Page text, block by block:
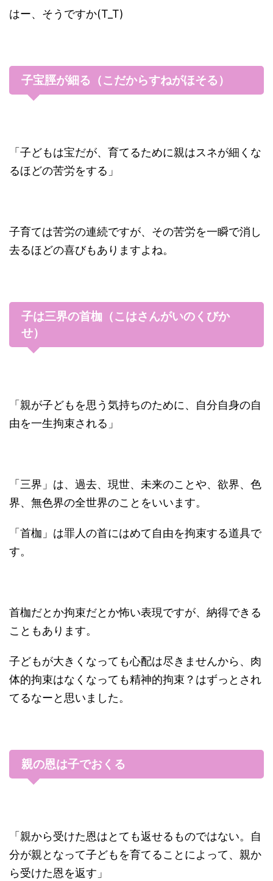
はー、そうですか(T_T)
子宝脛が細る（こだからすねがほそる）
「子どもは宝だが、育てるために親はスネが細くな
るほどの苦労をする」
子育ては苦労の連続ですが、その苦労を一瞬で消し
去るほどの喜びもありますよね。
子は三界の首枷（こはさんがいのくびか
せ）
「親が子どもを思う気持ちのために、自分自身の自
由を一生拘束される」
「三界」は、過去、現世、未来のことや、欲界、色
界、無色界の全世界のことをいいます。
「首枷」は罪人の首にはめて自由を拘束する道具で
す。
首枷だとか拘束だとか怖い表現ですが、納得できる
こともあります。
子どもが大きくなっても心配は尽きませんから、肉
体的拘束はなくなっても精神的拘束？はずっとされ
てるなーと思いました。
親の恩は子でおくる
「親から受けた恩はとても返せるものではない。自
分が親となって子どもを育てることによって、親か
ら受けた恩を返す」